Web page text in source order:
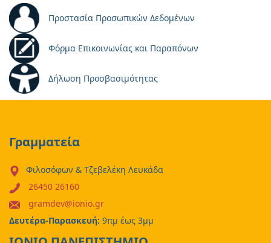
Προστασία Προσωπικών Δεδομένων
Φόρμα Επικοινωνίας και Παραπόνων
Δήλωση Προσβασιμότητας
Γραμματεία
Φιλοσόφων & Τζεβελέκη Λευκάδα
26450 26160
gramdev@ionio.gr
Δευτέρα-Παρασκευή: 9πμ έως 3μμ